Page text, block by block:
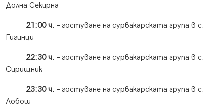
Долна Секирна
21:00 ч. – гостуване на сурвакарската група в с.
Гигинци
22:30 ч. – гостуване на сурвакарската група в с.
Сирищник
23:30 ч. – гостуване на сурвакарската група в с.
Лобош